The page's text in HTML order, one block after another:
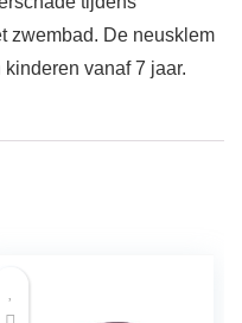
zwembad. De neusklem
vanaf 7 jaar.